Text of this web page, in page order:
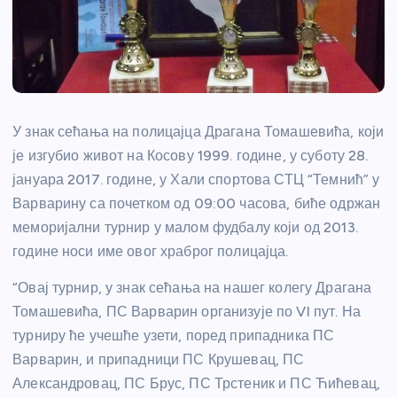
У знак сећања на полицајца Драгана Томашевића, који
је изгубио живот на Косову 1999. године, у суботу 28.
јануара 2017. године, у Хали спортова СТЦ “Темнић” у
Варварину са почетком од 09:00 часова, биће одржан
меморијални турнир у малом фудбалу који од 2013.
године носи име овог храброг полицајца.
“Овај турнир, у знак сећања на нашег колегу Драгана
Томашевића, ПС Варварин организује по VI пут. На
турниру ће учешће узети, поред припадника ПС
Варварин, и припадници ПС Крушевац, ПС
Александровац, ПС Брус, ПС Трстеник и ПС Ћићевац,